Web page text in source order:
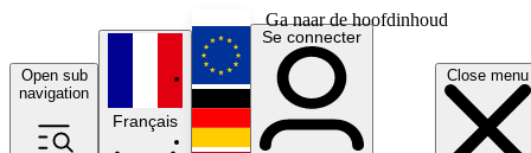
Ga naar de hoofdinhoud
Open sub
navigation
Close menu
Français
English
Deutsch
Se connecter